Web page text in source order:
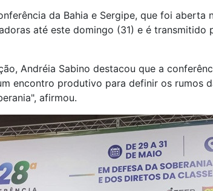
da Bahia e Sergipe, que foi
até este domingo (31) e é
Andréia Sabino destacou que a
encontro produtivo para definir os
afirmou.